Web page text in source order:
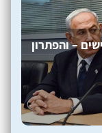
– והפתרון